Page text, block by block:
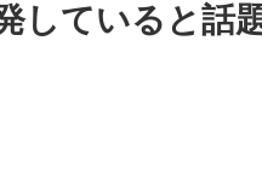
していると話